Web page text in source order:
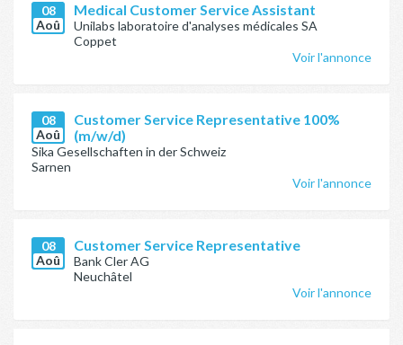
08
Aoû
Medical Customer Service Assistant
Unilabs laboratoire d'analyses médicales SA
Coppet
Voir l'annonce
08
Aoû
Customer Service Representative 100%
(m/w/d)
Sika Gesellschaften in der Schweiz
Sarnen
Voir l'annonce
08
Aoû
Customer Service Representative
Bank Cler AG
Neuchâtel
Voir l'annonce